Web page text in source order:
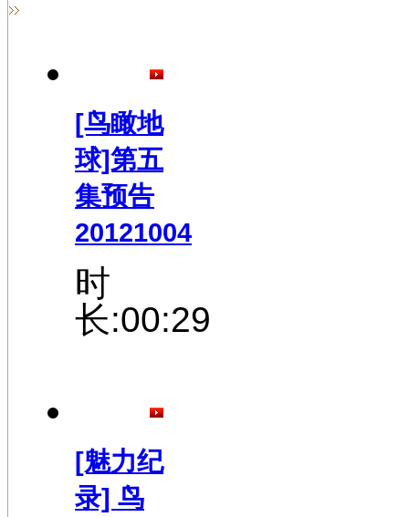
[鸟瞰地
球]第五
集预告
20121004
时
长:00:29
[魅力纪
录] 鸟